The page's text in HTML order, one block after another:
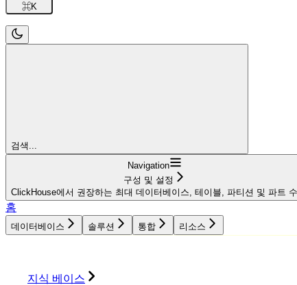
⌘K
검색...
Navigation
구성 및 설정
ClickHouse에서 권장하는 최대 데이터베이스, 테이블, 파티션 및 파트 수
홈
데이터베이스 솔루션 통합 리소스
지식 베이스